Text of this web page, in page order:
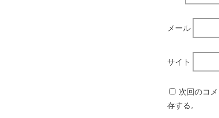
メール
サイト
次回のコ
存する。